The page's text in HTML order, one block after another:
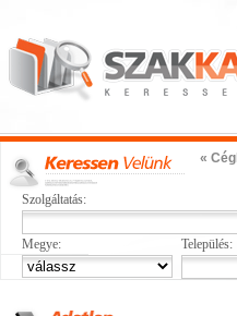
«
Szolgáltatás:
Megye: Település: